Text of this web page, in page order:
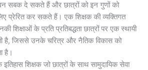
सबक दे सकते हैं और छात्रों को इन गुणों को
प्रेरित कर सकते हैं। एक शिक्षक की व्यक्तिगत
शिक्षाओं के प्रति प्रतिबद्धता छात्रों पर एक स्थायी
है, जिससे उनके चरित्र और नैतिक विकास को
है।
इतिहास शिक्षक जो छात्रों के साथ सामुदायिक सेवा